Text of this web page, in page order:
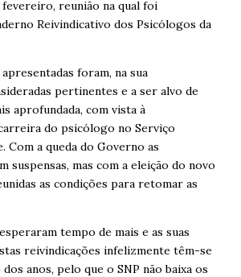
fevereiro, reunião na qual foi
Reivindicativo dos Psicólogos da
foram, na sua
pertinentes e a ser alvo de
aprofundada, com vista à
do psicólogo no Serviço
Com a queda do Governo as
suspensas, mas com a eleição do novo
as condições para retomar as
tempo de mais e as suas
reivindicações infelizmente têm-se
anos, pelo que o SNP não baixa os